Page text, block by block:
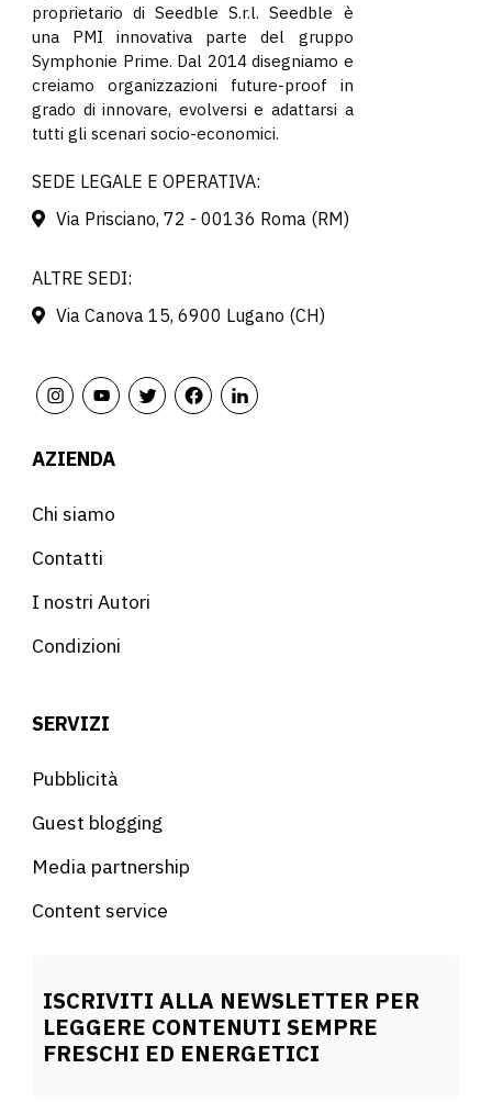
proprietario di Seedble S.r.l. Seedble è
una PMI innovativa parte del gruppo
Symphonie Prime. Dal 2014 disegniamo e
creiamo organizzazioni future-proof in
grado di innovare, evolversi e adattarsi a
tutti gli scenari socio-economici.
SEDE LEGALE E OPERATIVA:
Via Prisciano, 72 - 00136 Roma (RM)
ALTRE SEDI:
Via Canova 15, 6900 Lugano (CH)
AZIENDA
Chi siamo
Contatti
I nostri Autori
Condizioni
SERVIZI
Pubblicità
Guest blogging
Media partnership
Content service
ISCRIVITI ALLA NEWSLETTER PER
LEGGERE CONTENUTI SEMPRE
FRESCHI ED ENERGETICI